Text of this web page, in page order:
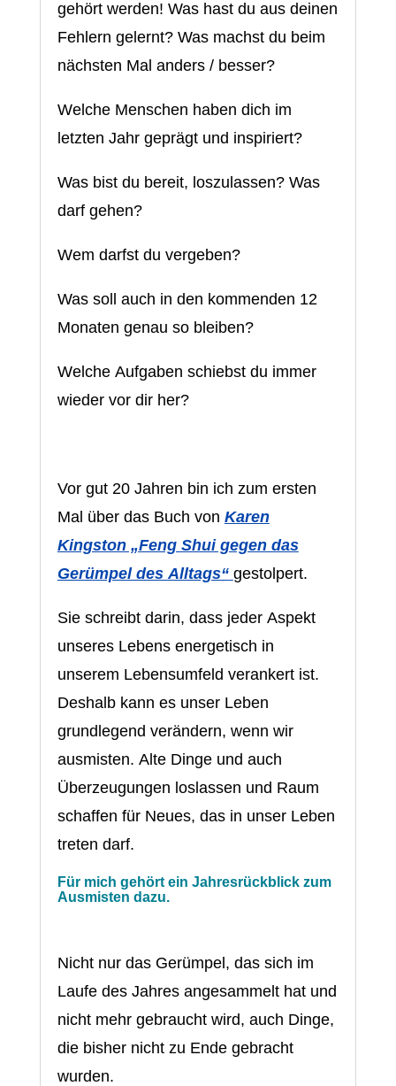
gehört werden! Was hast du aus deinen
Fehlern gelernt? Was machst du beim
nächsten Mal anders / besser?
Welche Menschen haben dich im
letzten Jahr geprägt und inspiriert?
Was bist du bereit, loszulassen? Was
darf gehen?
Wem darfst du vergeben?
Was soll auch in den kommenden 12
Monaten genau so bleiben?
Welche Aufgaben schiebst du immer
wieder vor dir her?
Vor gut 20 Jahren bin ich zum ersten
Mal über das Buch von Karen
Kingston „Feng Shui gegen das
Gerümpel des Alltags“ gestolpert.
Sie schreibt darin, dass jeder Aspekt
unseres Lebens energetisch in
unserem Lebensumfeld verankert ist.
Deshalb kann es unser Leben
grundlegend verändern, wenn wir
ausmisten. Alte Dinge und auch
Überzeugungen loslassen und Raum
schaffen für Neues, das in unser Leben
treten darf.
Für mich gehört ein Jahresrückblick zum
Ausmisten dazu.
Nicht nur das Gerümpel, das sich im
Laufe des Jahres angesammelt hat und
nicht mehr gebraucht wird, auch Dinge,
die bisher nicht zu Ende gebracht
wurden.